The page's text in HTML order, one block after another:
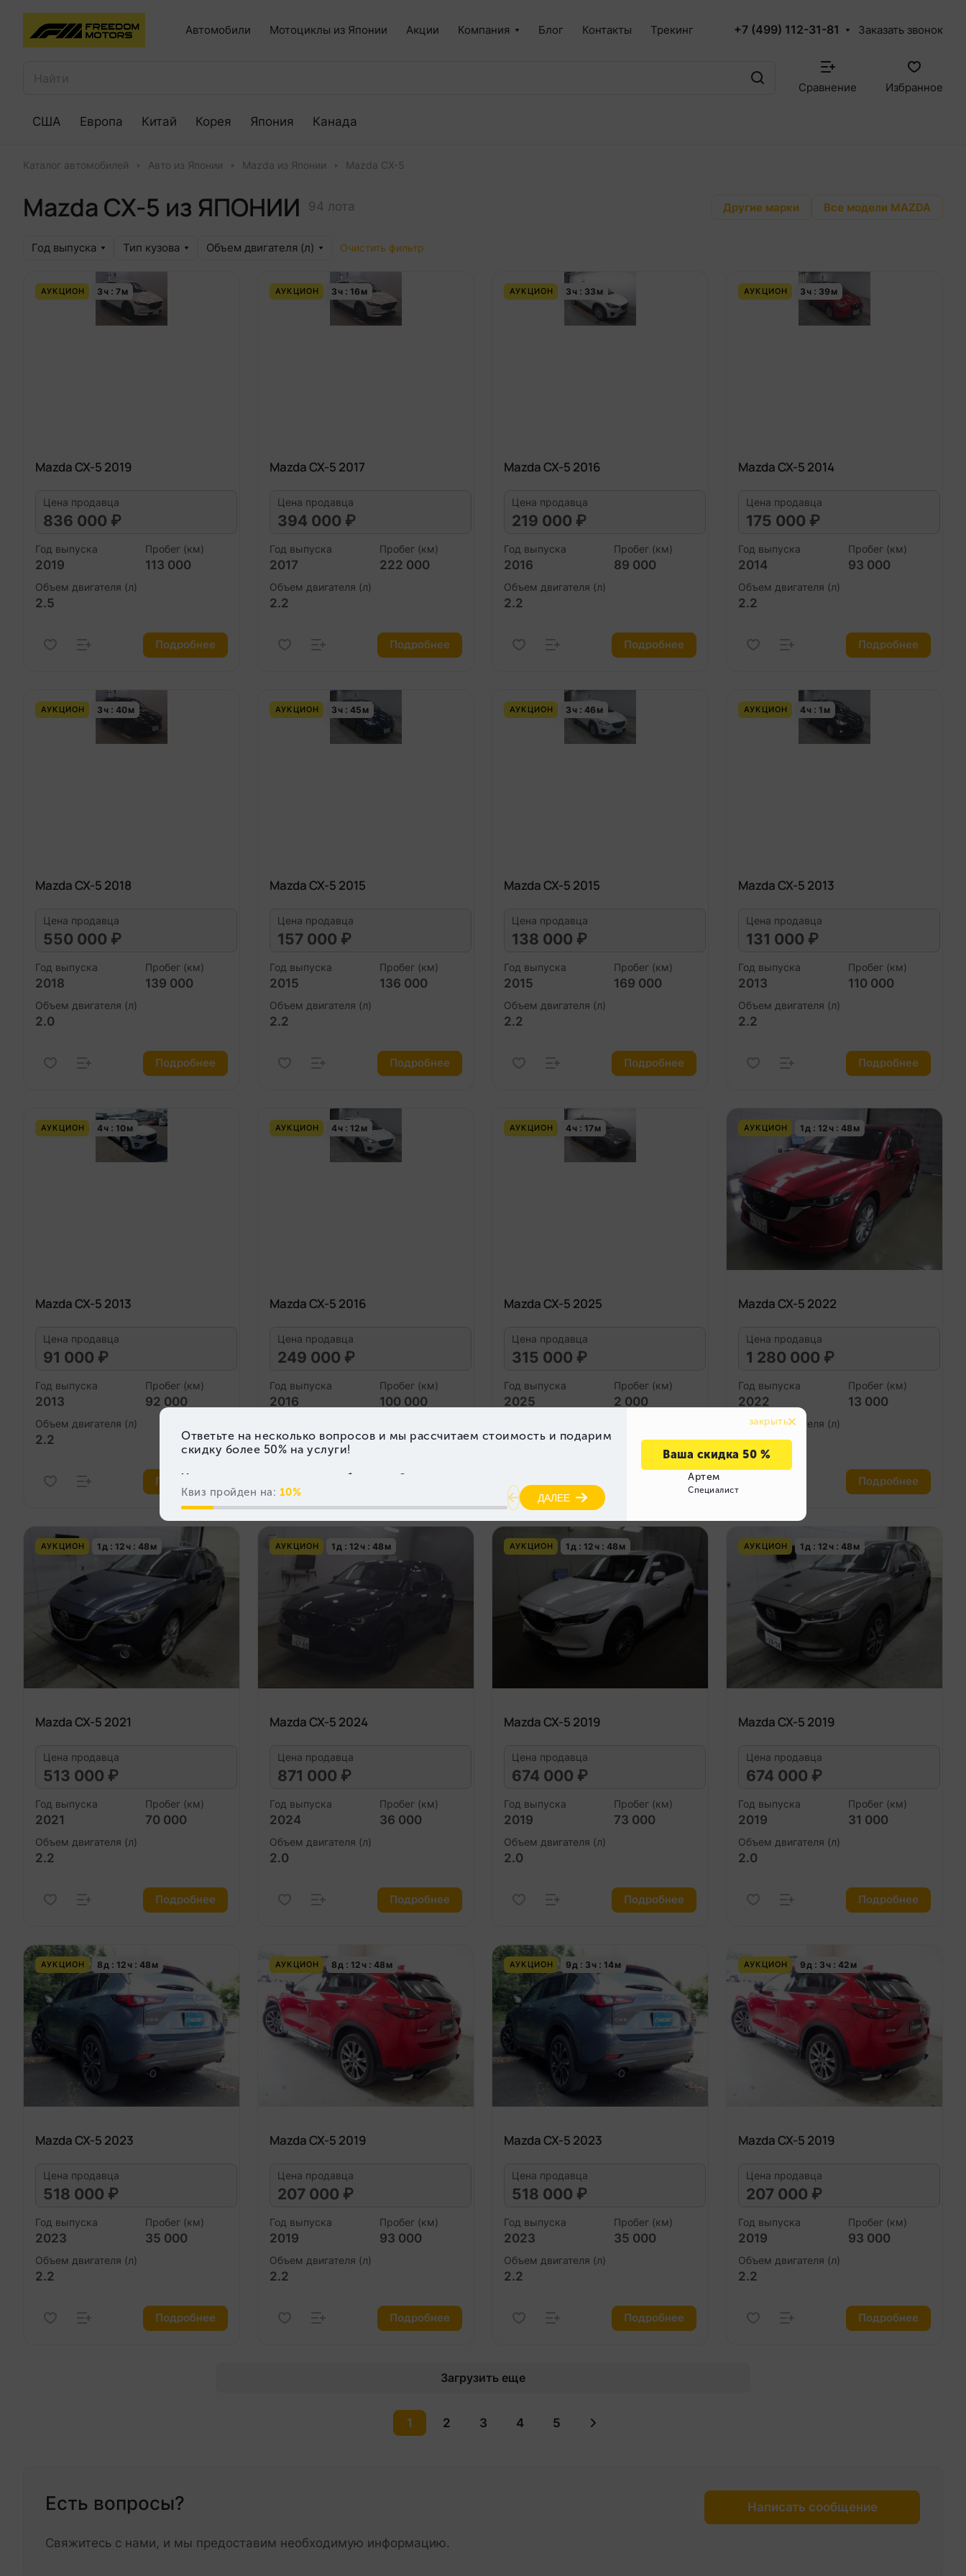
Автомобили Мотоциклы из Японии Акции Компания Блог Контакты Трекинг +7 (499) 112-31-81 Заказать звонок
Сравнение Избранное
США Европа Китай Корея Япония Канада
Каталог автомобилей Авто из Японии Mazda из Японии Mazda CX-5
Mazda CX-5 из ЯПОНИИ 94 лота Другие марки Все модели MAZDA
Год выпуска Тип кузова Объем двигателя (л) Очистить фильтр
АУКЦИОН 3 ч 7м
Mazda CX-5 2019
Цена продавца
836 000 ₽
Год выпуска
2019
Пробег (км)
113 000
Объем двигателя (л)
2.5
Подробнее
АУКЦИОН 3 ч 16 м
Mazda CX-5 2017
Цена продавца
394 000 ₽
Год выпуска
2017
Пробег (км)
222 000
Объем двигателя (л)
2.2
Подробнее
АУКЦИОН 3 ч 33 м
Mazda CX-5 2016
Цена продавца
219 000 ₽
Год выпуска
2016
Пробег (км)
89 000
Объем двигателя (л)
2.2
Подробнее
АУКЦИОН 3 ч 39 м
Mazda CX-5 2014
Цена продавца
175 000 ₽
Год выпуска
2014
Пробег (км)
93 000
Объем двигателя (л)
2.2
Подробнее
АУКЦИОН 3 ч 40м
Mazda CX-5 2018
Цена продавца
550 000 ₽
Год выпуска
2018
Пробег (км)
139 000
Объем двигателя (л)
2.0
Подробнее
АУКЦИОН 3 ч 45 м
Mazda CX-5 2015
Цена продавца
157 000 ₽
Год выпуска
2015
Пробег (км)
136 000
Объем двигателя (л)
2.2
Подробнее
АУКЦИОН 3 ч 46 м
Mazda CX-5 2015
Цена продавца
138 000 ₽
Год выпуска
2015
Пробег (км)
169 000
Объем двигателя (л)
2.2
Подробнее
АУКЦИОН 4ч 1 м
Mazda CX-5 2013
Цена продавца
131 000 ₽
Год выпуска
2013
Пробег (км)
110 000
Объем двигателя (л)
2.2
Подробнее
АУКЦИОН 4ч 10м
Mazda CX-5 2013
Цена продавца
91 000 ₽
Год выпуска
2013
Пробег (км)
92 000
Объем двигателя (л)
2.2
Подробнее
АУКЦИОН 4ч 12 м
Mazda CX-5 2016
Цена продавца
249 000 ₽
Год выпуска
2016
Пробег (км)
100 000
2.2
АУКЦИОН 4ч 17м
Mazda CX-5 2025
Цена продавца
315 000 ₽
Год выпуска
2025
Пробег (км)
2 000
2.0
АУКЦИОН 1д 12 ч 48 м
Mazda CX-5 2022
Цена продавца
1 280 000 ₽
Год выпуска
2022
Пробег (км)
13 000
Объем двигателя (л)
2.2
Подробнее
АУКЦИОН 1д 12 ч 48 м
Mazda CX-5 2021
Цена продавца
513 000 ₽
Год выпуска
2021
Пробег (км)
70 000
Объем двигателя (л)
2.2
Подробнее
АУКЦИОН 1д 12 ч 48 м
Mazda CX-5 2024
Цена продавца
871 000 ₽
Год выпуска
2024
Пробег (км)
36 000
Объем двигателя (л)
2.0
Подробнее
АУКЦИОН 1д 12 ч 48 м
Mazda CX-5 2019
Цена продавца
674 000 ₽
Год выпуска
2019
Пробег (км)
73 000
Объем двигателя (л)
2.0
Подробнее
АУКЦИОН 1д 12 ч 48 м
Mazda CX-5 2019
Цена продавца
674 000 ₽
Год выпуска
2019
Пробег (км)
31 000
Объем двигателя (л)
2.0
Подробнее
АУКЦИОН 8д 12 ч 48 м
Mazda CX-5 2023
Цена продавца
518 000 ₽
Год выпуска
2023
Пробег (км)
35 000
Объем двигателя (л)
2.2
Подробнее
АУКЦИОН 8д 12 ч 48 м
Mazda CX-5 2019
Цена продавца
207 000 ₽
Год выпуска
2019
Пробег (км)
93 000
Объем двигателя (л)
2.2
Подробнее
АУКЦИОН 9д 3 ч 14м
Mazda CX-5 2023
Цена продавца
518 000 ₽
Год выпуска
2023
Пробег (км)
35 000
Объем двигателя (л)
2.2
Подробнее
АУКЦИОН 9д 3 ч 42 м
Mazda CX-5 2019
Цена продавца
207 000 ₽
Год выпуска
2019
Пробег (км)
93 000
Объем двигателя (л)
2.2
Подробнее
Загрузить еще
1 2 3 4 5
Есть вопросы?
Свяжитесь с нами, и мы предоставим необходимую информацию.
Написать сообщение